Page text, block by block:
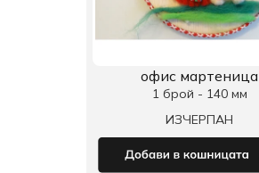
офис мартеница
1 брой - 140 мм
ИЗЧЕРПАН